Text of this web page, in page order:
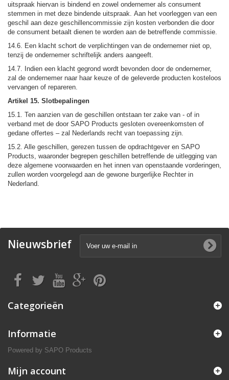
uitspraak hiervan is bindend en zowel ondernemer als consument
stemmen in met deze bindende uitspraak. Aan het voorleggen van een
geschil aan deze geschillencommissie zijn kosten verbonden die door
de consument betaalt dienen te worden aan de betreffende commissie.
14.6. Een klacht schort de verplichtingen van de ondernemer niet op,
tenzij de ondernemer schriftelijk anders aangeeft.
14.7. Indien een klacht gegrond wordt bevonden door de ondernemer,
zal de ondernemer naar haar keuze of de geleverde producten kosteloos
vervangen of repareren.
Artikel 15. Slotbepalingen
15.1. Ten aanzien van de geschillen ontstaan ter zake van - of in
verband met de door SAPO Products gesloten overeenkomsten of
gedane offertes – zal Nederlands recht van toepassing zijn.
15.2. Alle geschillen, gerezen tussen de opdrachtgever en SAPO
Products, waaronder begrepen geschillen betreffende de uitlegging van
deze algemene voorwaarden en het innen van openstaande vorderingen,
zullen worden voorgelegd aan de gewone burgerlijke Rechter in
Nederland.
Nieuwsbrief
Categorieën
Informatie
Powered by SAPO Products
Mijn account